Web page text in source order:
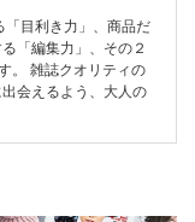
「目利き力」、商品だ
「編集力」、その２
。 雑誌クオリティの
会えるよう、大人の